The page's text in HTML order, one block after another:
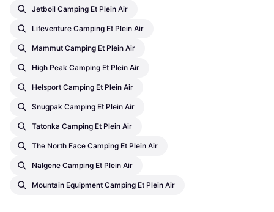
Jetboil Camping Et Plein Air
Lifeventure Camping Et Plein Air
Mammut Camping Et Plein Air
High Peak Camping Et Plein Air
Helsport Camping Et Plein Air
Snugpak Camping Et Plein Air
Tatonka Camping Et Plein Air
The North Face Camping Et Plein Air
Nalgene Camping Et Plein Air
Mountain Equipment Camping Et Plein Air